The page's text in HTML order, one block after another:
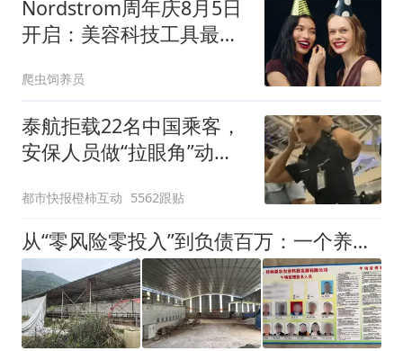
Nordstrom周年庆8月5日
开启：美容科技工具最高
参与
爬虫饲养员
泰航拒载22名中国乘客，
安保人员做“拉眼角”动
拒绝登机决定由航司作
出；亲历者：曾承诺免费
改签但没兑现
都市快报橙柿互动 5562跟贴
从“零风险零投入”到负债百万：一个养牛项目崩盘后，谁该为农户的贷款买单丨红星调查